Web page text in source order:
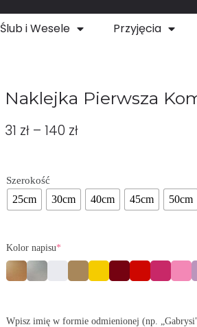
Ślub i Wesele Przyjęcia
Naklejka Pierwsza
31 zł – 140 zł
Szerokość
25cm 30cm 40cm 45cm 50cm
Kolor napisu*
Wpisz imię w formie odmienionej (np.